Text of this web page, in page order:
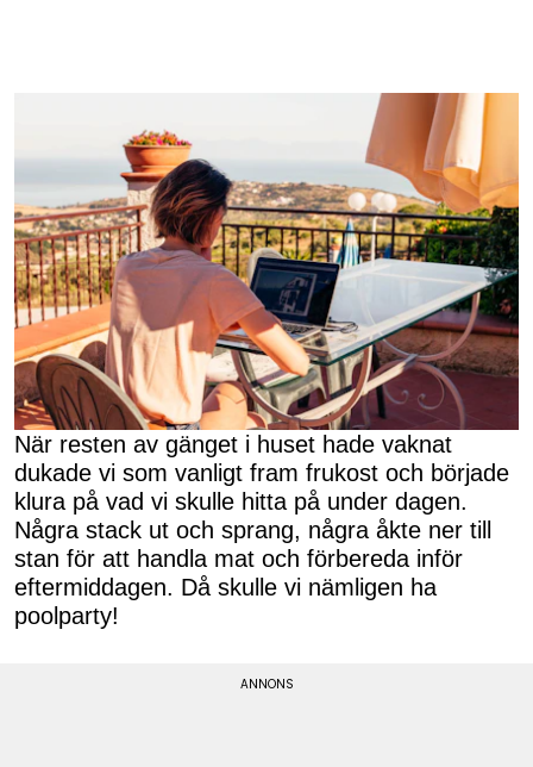
När resten av gänget i huset hade vaknat
dukade vi som vanligt fram frukost och började
klura på vad vi skulle hitta på under dagen.
Några stack ut och sprang, några åkte ner till
stan för att handla mat och förbereda inför
eftermiddagen. Då skulle vi nämligen ha
poolparty!